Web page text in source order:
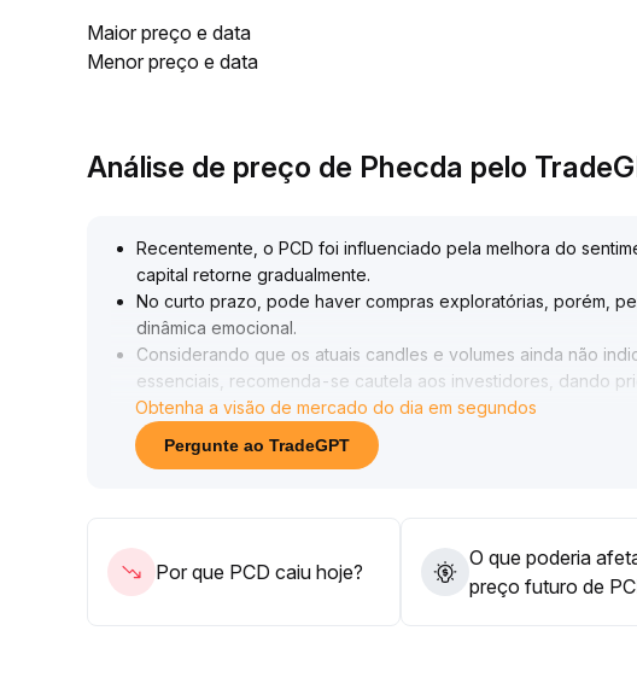
Maior preço e data
Menor preço e data
Análise de preço de Phecda pelo
Recentemente, o PCD foi influenciado pela melhora do
capital retorne gradualmente.
No curto prazo, pode haver compras exploratórias, porém,
dinâmica emocional.
Considerando que os atuais candles e volumes ainda não
essenciais, recomenda-se cautela aos investidores, dando
de preços para a faixa de topo anterior (como $X—$Y),
aumentar posições
Enquanto não houver ruptura estrutural de tendência e
Obtenha a visão de mercado do dia em segundos
Pergunte ao TradeGPT
Por que PCD caiu hoje?
O que poderia
preço futuro de